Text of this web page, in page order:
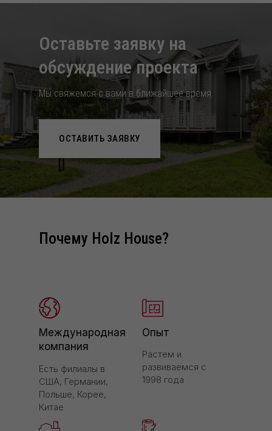
Оставьте заявку на
обcуждение проекта
Мы свяжемся с вами в ближайшее время
ОСТАВИТЬ ЗАЯВКУ
Почему Holz House?
Есть филиалы в
США, Германии,
Польше, Корее,
Китае
Растем и
развиваемся с
1998 года
Международная
компания
Опыт